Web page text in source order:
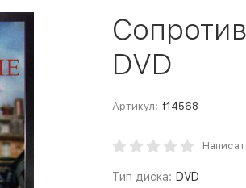
DVD
Артикул: f14568
Тип диска: DVD